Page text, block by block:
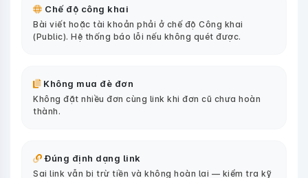
Chế độ công khai
Bài viết hoặc tài khoản phải ở chế độ Công khai
(Public). Hệ thống báo lỗi nếu không quét được.
Không mua đè đơn
Không đặt nhiều đơn cùng link khi đơn cũ chưa hoàn
thành.
Đúng định dạng link
Sai link vẫn bị trừ tiền và không hoàn lại — kiểm tra kỹ